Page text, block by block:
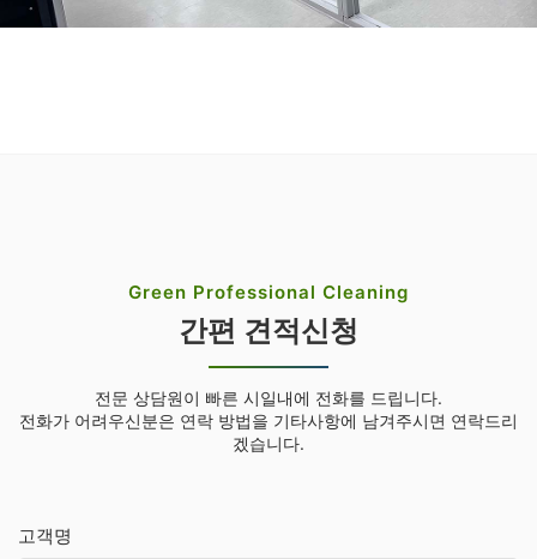
Green Professional Cleaning
간편 견적신청
전문 상담원이 빠른 시일내에 전화를 드립니다.
전화가 어려우신분은 연락 방법을 기타사항에 남겨주시면 연락드리
겠습니다.
고객명